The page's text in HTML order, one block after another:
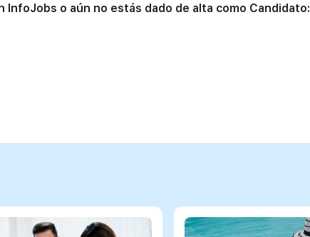
o aún no estás dado de alta como Candidato: